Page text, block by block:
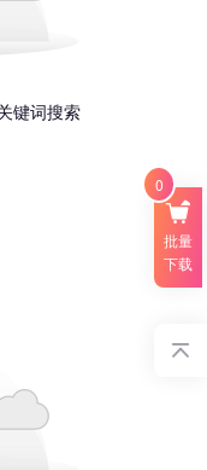
键词搜索
批量
下载
0